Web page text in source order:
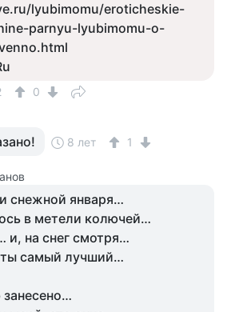
lyubimomu/eroticheskie-
parnyu-lyubimomu-o-
0
8 лет 1
снежной января…
в метели колючей…
и, на снег смотря…
самый лучший…